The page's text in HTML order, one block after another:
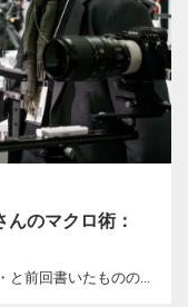
のマクロ術：
前回書いたものの...